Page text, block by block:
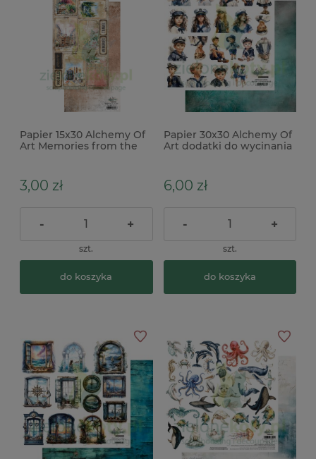
Papier 15x30 Alchemy Of
Art Memories from the
3,00 zł
- +
szt.
do koszyka
Papier 30x30 Alchemy Of
Art dodatki do wycinania
6,00 zł
- +
szt.
do koszyka